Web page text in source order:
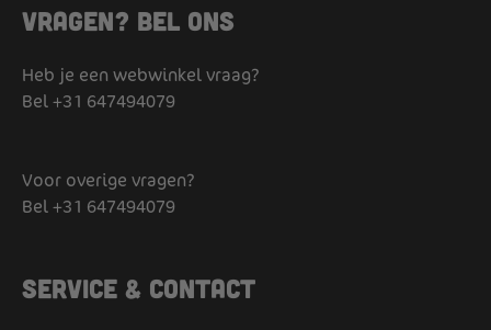
Vragen? Bel ons
Heb je een webwinkel vraag?
Bel+31 647494079
Voor overige vragen?
Bel+31 647494079
Service & Contact